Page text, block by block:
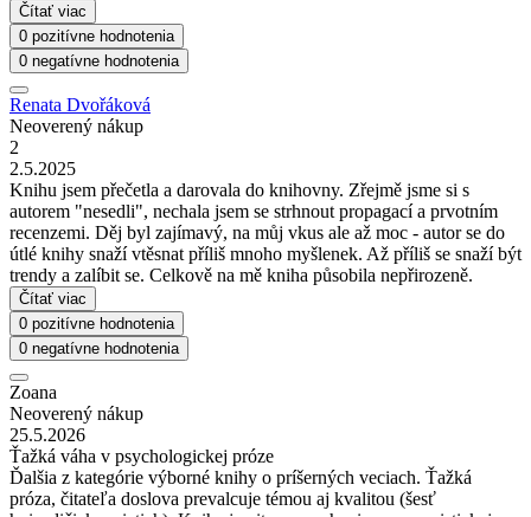
Čítať viac
0 pozitívne hodnotenia
0 negatívne hodnotenia
Renata Dvořáková
Neoverený nákup
2
2.5.2025
Knihu jsem přečetla a darovala do knihovny. Zřejmě jsme si s
autorem "nesedli", nechala jsem se strhnout propagací a prvotním
recenzemi. Děj byl zajímavý, na můj vkus ale až moc - autor se do
útlé knihy snaží vtěsnat příliš mnoho myšlenek. Až příliš se snaží být
trendy a zalíbit se. Celkově na mě kniha působila nepřirozeně.
Čítať viac
0 pozitívne hodnotenia
0 negatívne hodnotenia
Zoana
Neoverený nákup
25.5.2026
Ťažká váha v psychologickej próze
Ďalšia z kategórie výborné knihy o príšerných veciach. Ťažká
próza, čitateľa doslova prevalcuje témou aj kvalitou (šesť